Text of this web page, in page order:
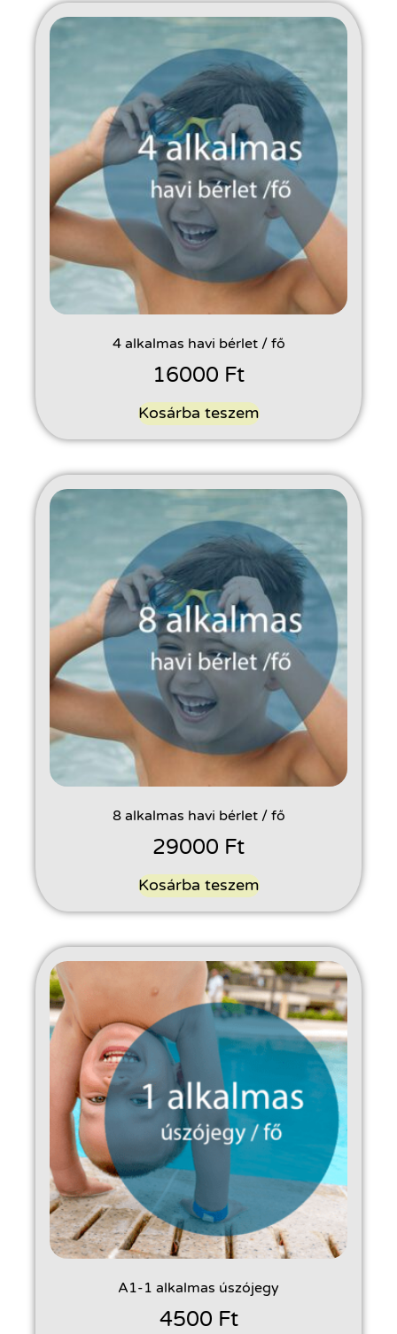
4 alkalmas havi bérlet / fő
16000 Ft
Kosárba teszem
8 alkalmas havi bérlet / fő
29000 Ft
Kosárba teszem
A1-1 alkalmas úszójegy
4500 Ft